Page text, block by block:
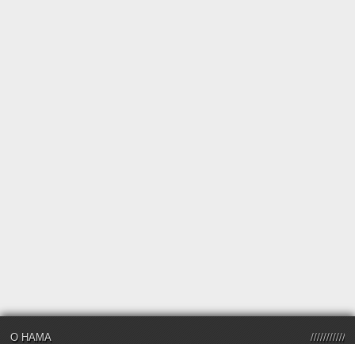
О НАМА